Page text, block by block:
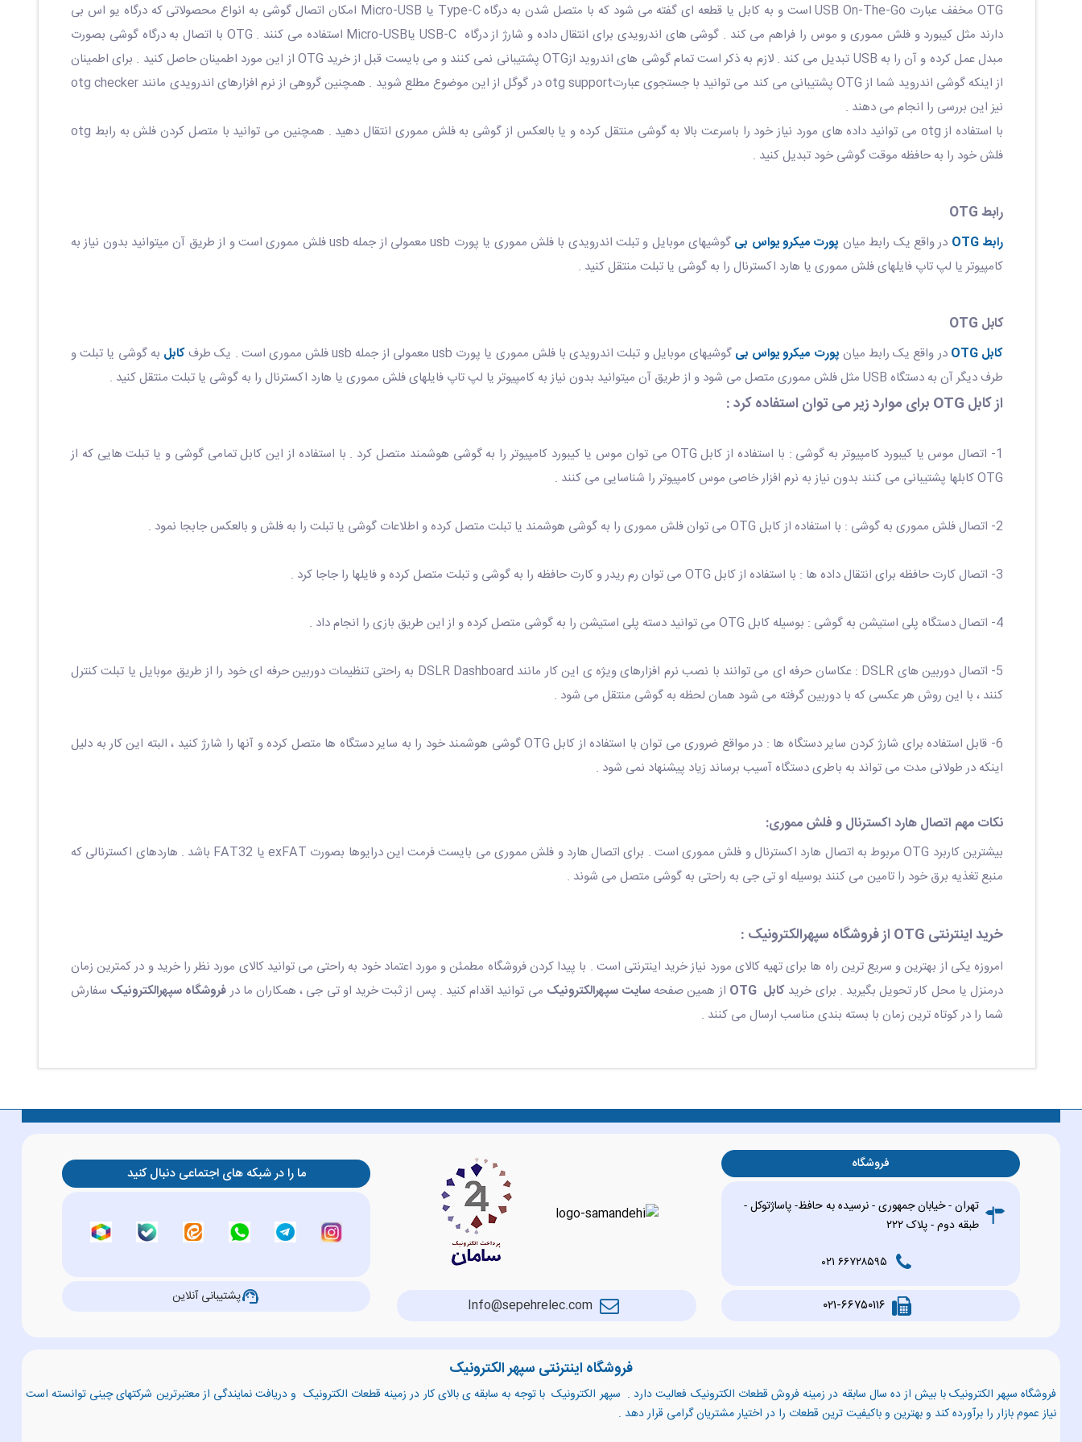
OTG مخفف عبارت USB On-The-Go است و به کابل یا قطعه ای گفته می شود که با متصل شدن به درگاه Type-C یا Micro-USB امکان اتصال گوشی به انواع محصولاتی که درگاه یو اس بی
دارند مثل کیبورد و فلش مموری و موس را فراهم می کند . گوشی های اندرویدی برای انتقال داده و شارژ از درگاه USB-C یاMicro-USB استفاده می کنند . OTG با اتصال به درگاه گوشی بصورت
مبدل عمل کرده و آن را به USB تبدیل می کند . لازم به ذکر است تمام گوشی های اندروید ازOTG پشتیبانی نمی کنند و می بایست قبل از خرید OTG از این مورد اطمینان حاصل کنید . برای اطمینان
از اینکه گوشی اندروید شما از OTG پشتیبانی می کند می توانید با جستجوی عبارتotg support در گوگل از این موضوع مطلع شوید . همچنین گروهی از نرم افزارهای اندرویدی مانند otg checker
نیز این بررسی را انجام می دهند .
با استفاده از otg می توانید داده های مورد نیاز خود را باسرعت بالا به گوشی منتقل کرده و یا بالعکس از گوشی به فلش مموری انتقال دهید . همچنین می توانید با متصل کردن فلش به رابط otg
فلش خود را به حافظه موقت گوشی خود تبدیل کنید .
رابط OTG
رابط OTG در واقع یک رابط میان پورت میکرو یواس بی
گوشیهای موبایل و تبلت اندرویدی با فلش مموری یا پورت usb معمولی از جمله usb فلش مموری است و از طریق آن میتوانید بدون نیاز به
کامپیوتر یا لپ تاپ فایلهای فلش مموری یا هارد اکسترنال را به گوشی یا تبلت منتقل کنید .
کابل OTG
کابل OTG در واقع یک رابط میان پورت میکرو یواس بی گوشیهای موبایل و تبلت اندرویدی با فلش مموری یا پورت usb معمولی از جمله usb فلش مموری است . یک طرف کابل به گوشی یا تبلت و
طرف دیگر آن به دستگاه USB مثل فلش مموری متصل می شود و از طریق آن میتوانید بدون نیاز به کامپیوتر یا لپ تاپ فایلهای فلش مموری یا هارد اکسترنال را به گوشی یا تبلت منتقل کنید .
از کابل OTG برای موارد زیر می توان استفاده کرد :
1- اتصال موس یا کیبورد کامپیوتر به گوشی : با استفاده از کابل OTG می توان موس یا کیبورد کامپیوتر را به گوشی هوشمند متصل کرد . با استفاده از این کابل تمامی گوشی و یا تبلت هایی که از
OTG کابلها پشتیبانی می کنند بدون نیاز به نرم افزار خاصی موس کامپیوتر را شناسایی می کنند .
2- اتصال فلش مموری به گوشی : با استفاده از کابل OTG می توان فلش مموری را به گوشی هوشمند یا تبلت متصل کرده و اطلاعات گوشی یا تبلت را به فلش و بالعکس جابجا نمود .
3- اتصال کارت حافظه برای انتقال داده ها : با استفاده از کابل OTG می توان رم ریدر و کارت حافظه را به گوشی و تبلت متصل کرده و فایلها را جاجا کرد .
4- اتصال دستگاه پلی استیشن به گوشی : بوسیله کابل OTG می توانید دسته پلی استیشن را به گوشی متصل کرده و از این طریق بازی را انجام داد .
5- اتصال دوربین های DSLR : عکاسان حرفه ای می توانند با نصب نرم افزارهای ویژه ی این کار مانند DSLR Dashboard به راحتی تنظیمات دوربین حرفه ای خود را از طریق موبایل یا تبلت کنترل
کنند ، با این روش هر عکسی که با دوربین گرفته می شود همان لحظه به گوشی منتقل می شود .
6- قابل استفاده برای شارژ کردن سایر دستگاه ها : در مواقع ضروری می توان با استفاده از کابل OTG گوشی هوشمند خود را به سایر دستگاه ها متصل کرده و آنها را شارژ کنید ، البته این کار به دلیل
اینکه در طولانی مدت می تواند به باطری دستگاه آسیب برساند زیاد پیشنهاد نمی شود .
نکات مهم اتصال هارد اکسترنال و فلش مموری:
بیشترین کاربرد OTG مربوط به اتصال هارد اکسترنال و فلش مموری است . برای اتصال هارد و فلش مموری می بایست فرمت این درایوها بصورت exFAT یا FAT32 باشد . هاردهای اکسترنالی که
منبع تغذیه برق خود را تامین می کنند بوسیله او تی جی به راحتی به گوشی متصل می شوند .
خرید اینترنتی OTG از فروشگاه سپهرالکترونیک :
امروزه یکی از بهترین و سریع ترین راه ها برای تهیه کالای مورد نیاز خرید اینترنتی است . با پیدا کردن فروشگاه مطمئن و مورد اعتماد خود به راحتی می توانید کالای مورد نظر را خرید و در کمترین زمان
درمنزل یا محل کار تحویل بگیرید . برای خرید کابل OTG از همین صفحه سایت سپهرالکترونیک می توانید اقدام کنید . پس از ثبت خرید او تی جی ، همکاران ما درفروشگاه سپهرالکترونیک سفارش
شما را در کوتاه ترین زمان با بسته بندی مناسب ارسال می کنند .
فروشگاه
تهران - خیابان جمهوری - نرسیده به حافظ- پاساژتوکل -
طبقه دوم - پلاک ۲۲۲
۶۶۷۲۸۵۹۵ ۰۲۱
۰۲۱-۶۶۷۵۰۱۱۶ Info@sepehrelec.com
ما را در شبکه های اجتماعی دنبال کنید
support_agentپشتیبانی آنلاین
فروشگاه اینترنتی سپهر الکترونیک
فروشگاه سپهر الکترونیک با بیش از ده سال سابقه در زمینه فروش قطعات الکترونیک فعالیت دارد . سپهر الکترونیک با توجه به سابقه ی بالای کار در زمینه قطعات الکترونیک و دریافت نمایندگی از معتبرترین شرکتهای چینی توانسته است
نیاز عموم بازار را برآورده کند و بهترین و باکیفیت ترین قطعات را در اختیار مشتریان گرامی قرار دهد .